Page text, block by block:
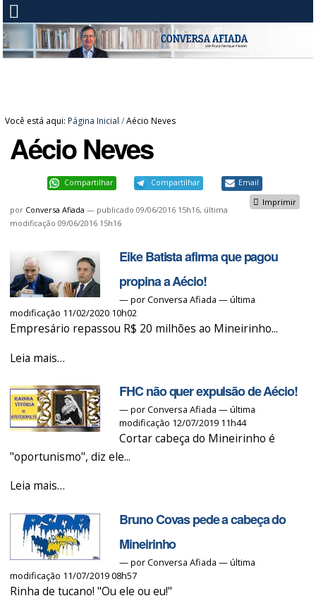
Você está aqui: Página Inicial /Aécio Neves
Aécio Neves
Compartilhar Compartilhar Email
Imprimir
por Conversa Afiada — publicado 09/06/2016 15h16, última
modificação 09/06/2016 15h16
Eike Batista afirma que pagou
propina a Aécio!
—porConversa Afiada — última
modificação 11/02/2020 10h02
Empresário repassou R$ 20 milhões ao Mineirinho...
Eike
afirma
que
pagou
propina
Aécio!
Leia mais…
FHC não quer expulsão de Aécio!
—porConversa Afiada — última
modificação 12/07/2019 11h44
Cortar cabeça do Mineirinho é
"oportunismo", diz ele...
FHC
quer
expulsão
de
Aécio!
-
Leia mais…
Bruno Covas pede a cabeça do
Mineirinho
—porConversa Afiada — última
modificação 11/07/2019 08h57
Rinha de tucano! "Ou ele ou eu!"